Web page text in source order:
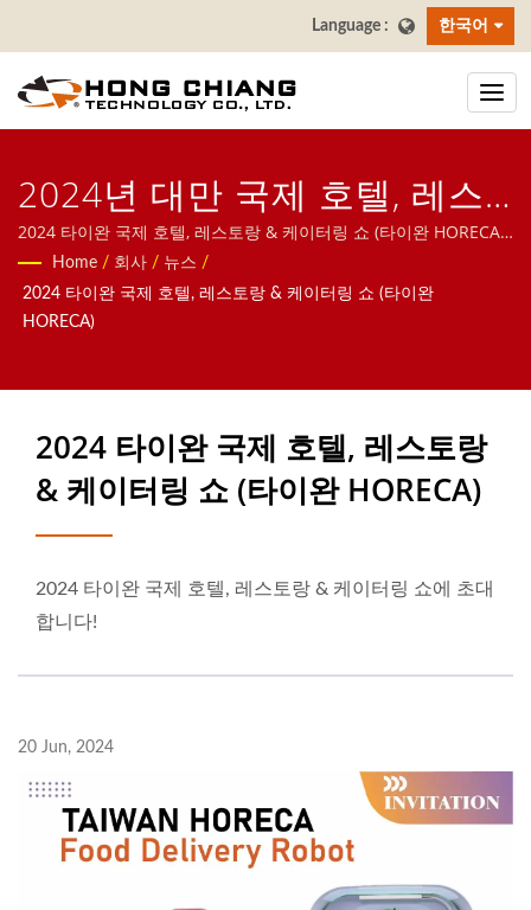
한국어
2024년 대만 국제 호텔, 레스
토랑 & 케이터링 쇼 (대만
HORECA) | 스시 바 컨베이어
벨트 - 음식 배달 벨트 제조업
체 | Hong Chiang
2024 타이완 국제 호텔, 레스토랑 & 케이터링 쇼 (타이완 HORECA)
| 우리는 음식 배달 로봇, 고속열차 시스템, 컨베이어 벨트 시스템,
회전 초밥 벨트 시스템, 태블릿 주문 시스템, 모바일 주문 시스템, 디
스플레이 컨베이어, 초밥 기계, 맞춤형 음식 배달 시스템 및 식기류
Home / 회사 / 뉴스 /
2024 타이완 국제 호텔, 레스토랑 & 케이터링 쇼 (타이완
HORECA)
2024 타이완 국제 호텔, 레스토랑
& 케이터링 쇼 (타이완 HORECA)
2024 타이완 국제 호텔, 레스토랑 & 케이터링 쇼에 초대
합니다!
20 Jun, 2024